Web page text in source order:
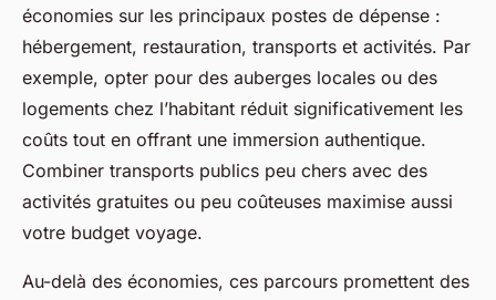
économies sur les principaux postes de dépense :
hébergement, restauration, transports et activités. Par
exemple, opter pour des auberges locales ou des
logements chez l’habitant réduit significativement les
coûts tout en offrant une immersion authentique.
Combiner transports publics peu chers avec des
activités gratuites ou peu coûteuses maximise aussi
votre budget voyage.
Au-delà des économies, ces parcours promettent des